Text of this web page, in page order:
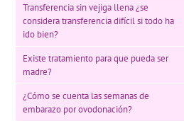
Transferencia sin vejiga llena ¿se
considera transferencia difícil si todo ha
ido bien?
Existe tratamiento para que pueda ser
madre?
¿Cómo se cuenta las semanas de
embarazo por ovodonación?